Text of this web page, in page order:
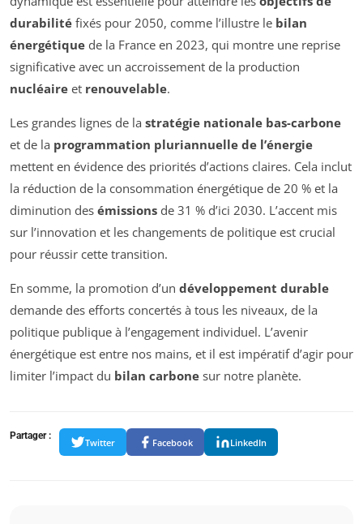
durabilité fixés pour 2050, comme l’illustre le bilan
énergétique de la France en 2023, qui montre une reprise
significative avec un accroissement de la production
nucléaire et renouvelable.
Les grandes lignes de la stratégie nationale bas-carbone
et de la programmation pluriannuelle de l’énergie
mettent en évidence des priorités d’actions claires. Cela inclut
la réduction de la consommation énergétique de 20 % et la
diminution des émissions de 31 % d’ici 2030. L’accent mis
sur l’innovation et les changements de politique est crucial
pour réussir cette transition.
En somme, la promotion d’un développement durable
demande des efforts concertés à tous les niveaux, de la
politique publique à l’engagement individuel. L’avenir
énergétique est entre nos mains, et il est impératif d’agir pour
limiter l’impact du bilan carbone sur notre planète.
Partager :
Twitter Facebook LinkedIn